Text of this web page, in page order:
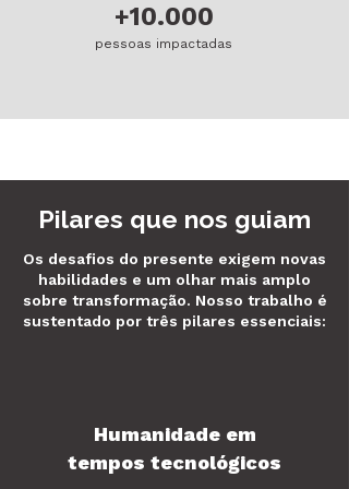
+10.000
pessoas impactadas
Pilares que nos guiam
Os desafios do presente exigem novas
habilidades e um olhar mais amplo
sobre transformação. Nosso trabalho é
sustentado por três pilares essenciais:
Humanidade em
tempos tecnológicos